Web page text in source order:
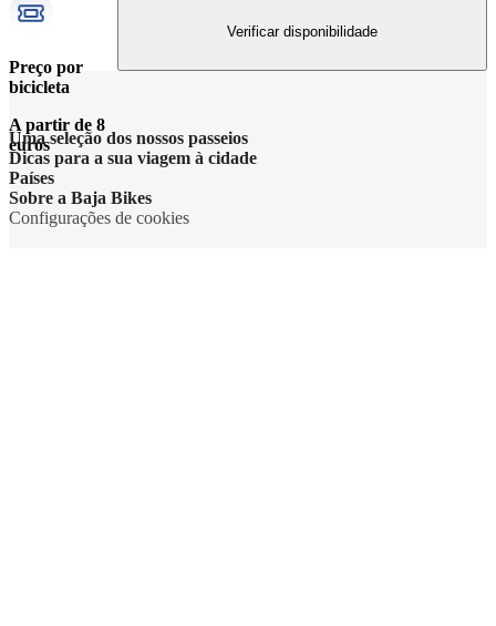
Preço por
bicicleta
A partir de 8
euros
Verificar disponibilidade
Uma seleção dos nossos passeios
Dicas para a sua viagem à cidade
Países
Sobre a Baja Bikes
Configurações de cookies